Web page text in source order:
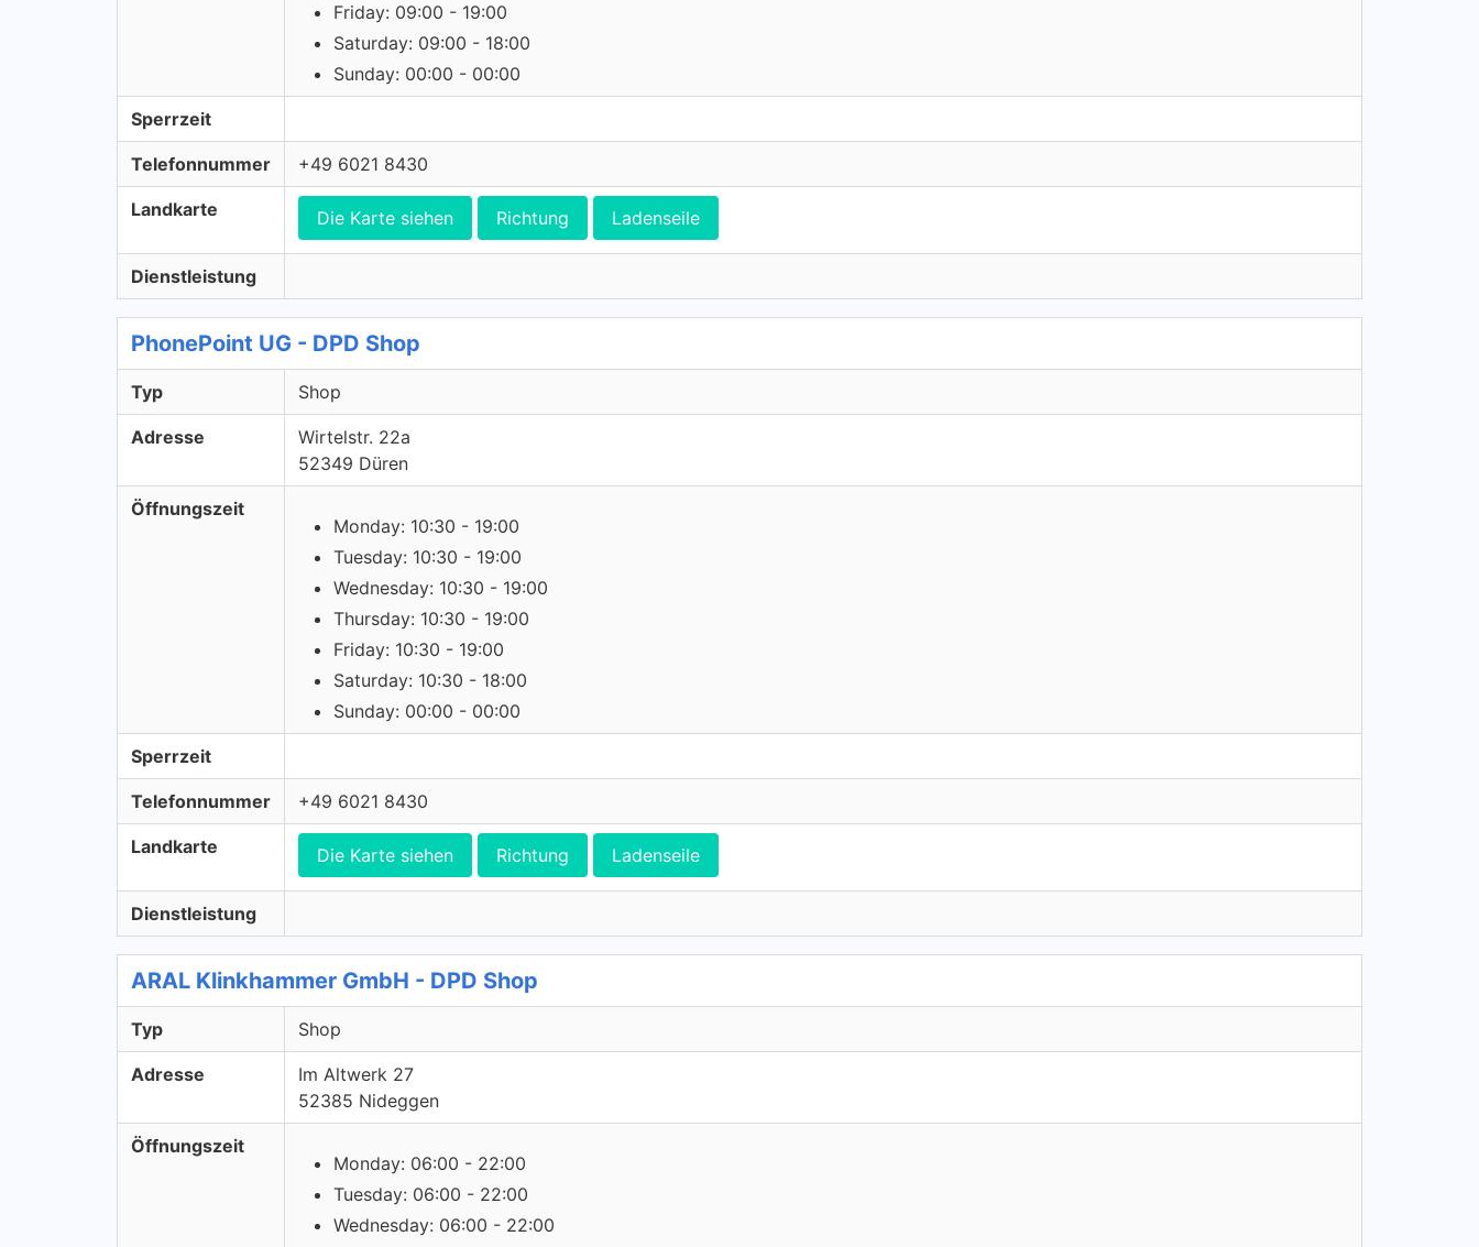
Friday: 09:00 - 19:00
Saturday: 09:00 - 18:00
Sunday: 00:00 - 00:00
Sperrzeit
Telefonnummer +49 6021 8430
Landkarte Die Karte siehen Richtung Ladenseile
Dienstleistung
PhonePoint UG - DPD Shop
Typ Shop
Adresse
Wirtelstr. 22a
52349 Düren
Öffnungszeit
Monday: 10:30 - 19:00
Tuesday: 10:30 - 19:00
Wednesday: 10:30 - 19:00
Thursday: 10:30 - 19:00
Friday: 10:30 - 19:00
Saturday: 10:30 - 18:00
Sunday: 00:00 - 00:00
Sperrzeit
Telefonnummer +49 6021 8430
Landkarte Die Karte siehen Richtung Ladenseile
Dienstleistung
ARAL Klinkhammer GmbH - DPD Shop
Typ Shop
Adresse
Im Altwerk 27
52385 Nideggen
Öffnungszeit
Monday: 06:00 - 22:00
Tuesday: 06:00 - 22:00
Wednesday: 06:00 - 22:00